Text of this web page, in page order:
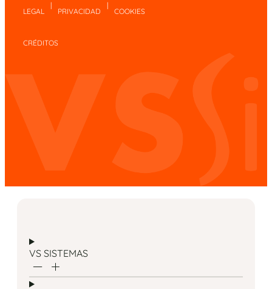
LEGAL
|
PRIVACIDAD
|
COOKIES
CRÉDITOS
VS SISTEMAS